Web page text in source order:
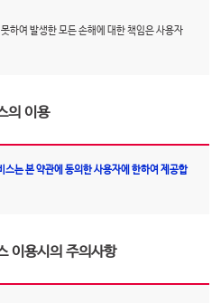
하여 발생한 모든 손해에 대한 책임은 사용자
의 이용
는 본 약관에 동의한 사용자에 한하여 제공합
이용시의 주의사항